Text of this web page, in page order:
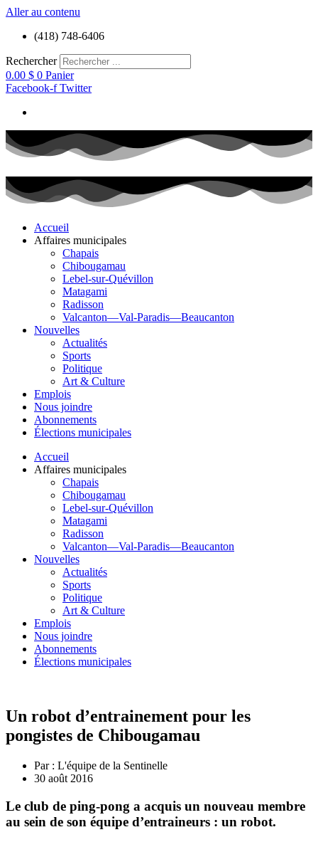
Aller au contenu
(418) 748-6406
Rechercher
0.00 $ 0 Panier
Facebook-f Twitter
Accueil
Affaires municipales
Chapais
Chibougamau
Lebel-sur-Quévillon
Matagami
Radisson
Valcanton—Val-Paradis—Beaucanton
Nouvelles
Actualités
Sports
Politique
Art & Culture
Emplois
Nous joindre
Abonnements
Élections municipales
Accueil
Affaires municipales
Chapais
Chibougamau
Lebel-sur-Quévillon
Matagami
Radisson
Valcanton—Val-Paradis—Beaucanton
Nouvelles
Actualités
Sports
Politique
Art & Culture
Emplois
Nous joindre
Abonnements
Élections municipales
Un robot d’entrainement pour les
pongistes de Chibougamau
Par : L'équipe de la Sentinelle
30 août 2016
Le club de ping-pong a acquis un nouveau membre
au sein de son équipe d’entraineurs : un robot.